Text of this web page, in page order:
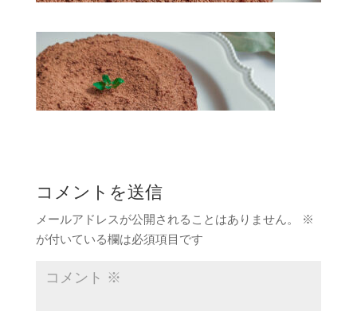
コメントを送信
メールアドレスが公開されることはありません。
※
が付いている欄は必須項目です